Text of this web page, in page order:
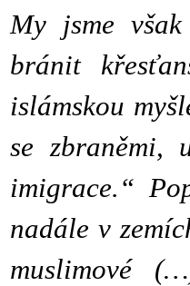
My jsme
bránit
islámskou
se zbraněmi,
imigrace.“
nadále v
muslimové